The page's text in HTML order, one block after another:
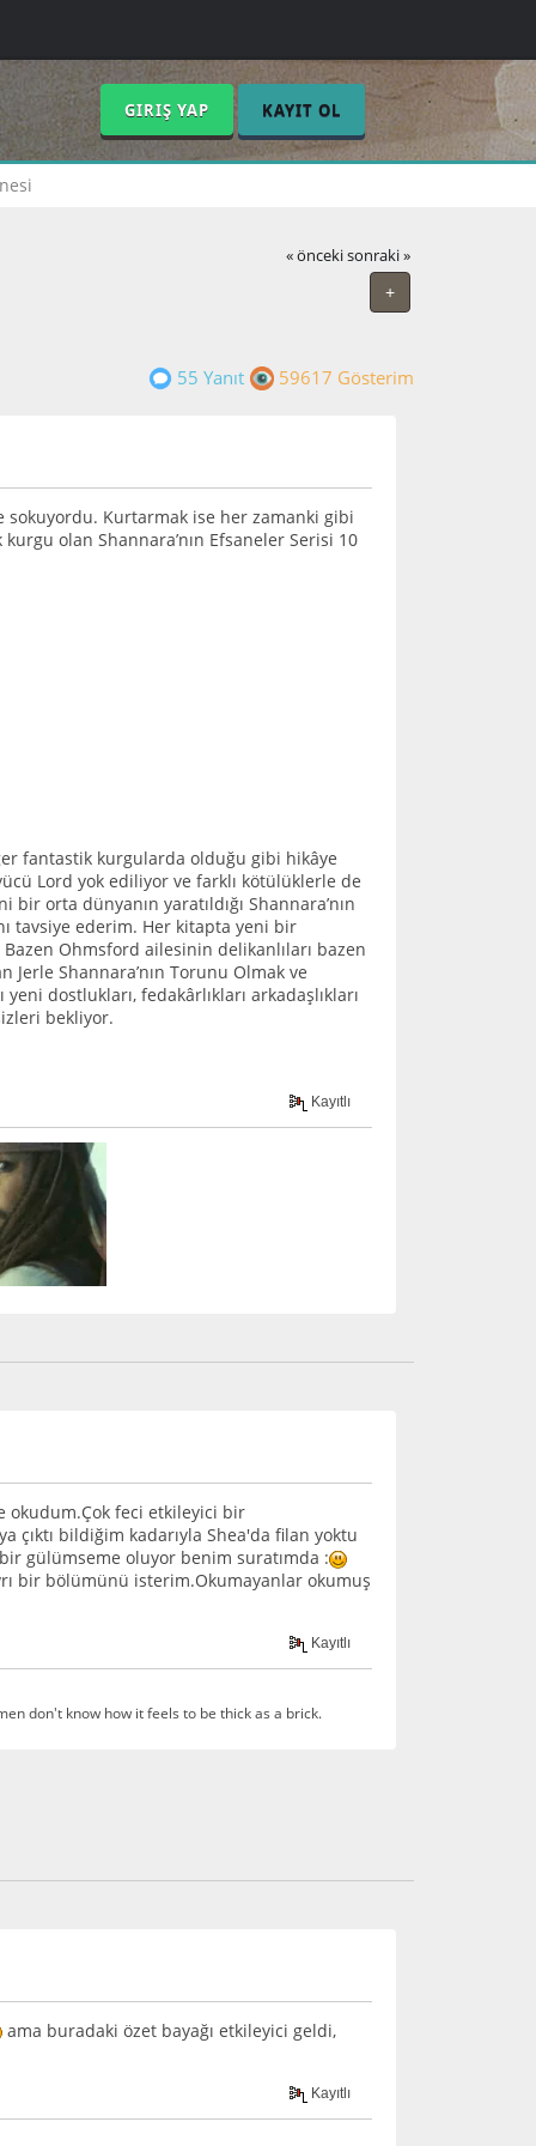
GIRIŞ YAP KAYIT OL
« önceki sonraki »
+
55 Yanıt 59617 Gösterim
sokuyordu. Kurtarmak ise her zamanki gibi
olan Shannara’nın Efsaneler Serisi 10
fantastik kurgularda olduğu gibi hikâye
Lord yok ediliyor ve farklı kötülüklerle de
orta dünyanın yaratıldığı Shannara’nın
tavsiye ederim. Her kitapta yeni bir
Ohmsford ailesinin delikanlıları bazen
Jerle Shannara’nın Torunu Olmak ve
dostlukları, fedakârlıkları arkadaşlıkları
bekliyor.
Kayıtlı
okudum.Çok feci etkileyici bir
çıktı bildiğim kadarıyla Shea'da filan yoktu
gülümseme oluyor benim suratımda :
bir bölümünü isterim.Okumayanlar okumuş
Kayıtlı
don't know how it feels to be thick as a brick.
ama buradaki özet bayağı etkileyici geldi,
Kayıtlı